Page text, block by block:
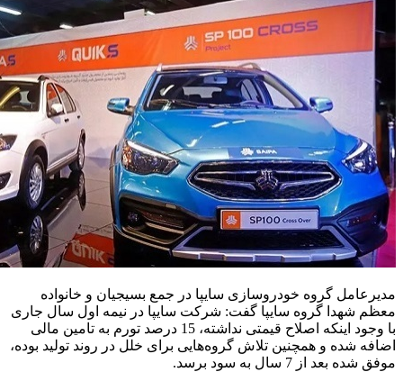
مدیرعامل گروه خودروسازی سایپا در جمع بسیجیان و خانواده
معظم شهدا گروه سایپا گفت: شرکت سایپا در نیمه اول سال جاری
با وجود اینکه اصلاح قیمتی نداشته، 15 درصد تورم به تامین مالی
اضافه شده و همچنین تلاش گروه‌هایی برای خلل در روند تولید بوده،
موفق شده ‌بعد از 7 سال به سود برسد.